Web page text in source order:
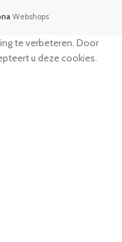
Webshops
te verbeteren. Door
u deze cookies.